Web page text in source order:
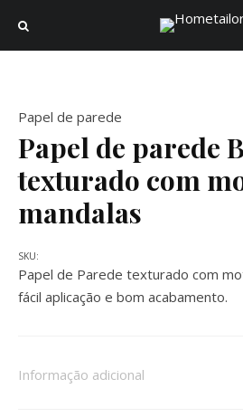
Papel de parede
Papel de parede
texturado com
mandalas
Papel de Parede texturado com
fácil aplicação e bom acabamento.
SKU:
Informação adicional